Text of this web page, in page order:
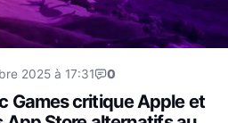
2025 à 17:31 0
Games critique Apple et